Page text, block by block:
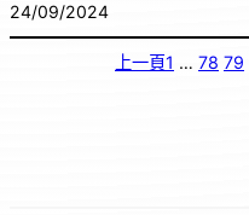
24/09/2024
上一頁1 … 78 79